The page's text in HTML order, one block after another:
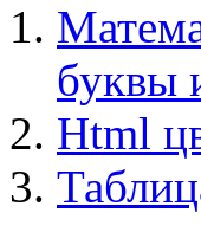
буквы
Html